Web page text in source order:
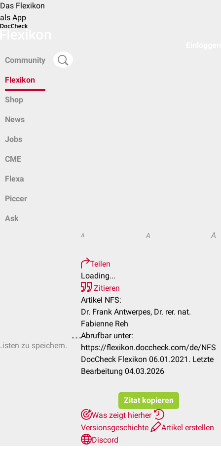
Das Flexikon
als App
Community
Flexikon
Shop
News
Jobs
CME
Flexa
Piccer
Ask
zu speichern.
A A A
Teilen
Loading...
Zitieren
Artikel NFS:
Dr. Frank Antwerpes, Dr. rer. nat.
Fabienne Reh
Abrufbar unter:
https://flexikon.doccheck.com/de/NFS
DocCheck Flexikon 06.01.2021. Letzte
Bearbeitung 04.03.2026
Zitat kopieren
Was zeigt hierher
Versionsgeschichte
Artikel erstellen
Discord